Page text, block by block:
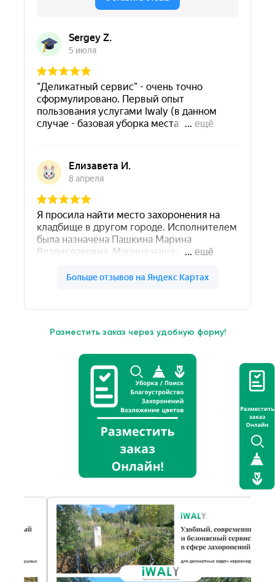
Разместить заказ через удобную форму!